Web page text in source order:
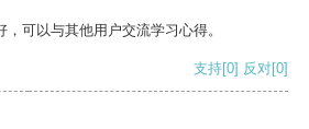
可以与其他用户交流学习心得。
支持[0] 反对[0]